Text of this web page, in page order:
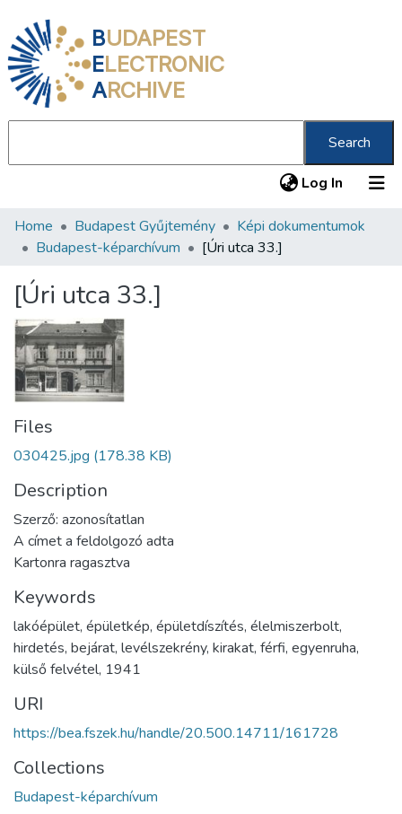
BUDAPEST
ELECTRONIC
ARCHIVE
Search
Log In (current)
Communities & Collections
Statistics
About us
Home Budapest Gyűjtemény
Képi dokumentumok
Budapest-képarchívum
[Úri utca 33.]
[Úri utca 33.]
Files
030425.jpg (178.38 KB)
Description
Szerző: azonosítatlan
A címet a feldolgozó adta
Kartonra ragasztva
Keywords
lakóépület, épületkép, épületdíszítés, élelmiszerbolt,
hirdetés, bejárat, levélszekrény, kirakat, férfi, egyenruha,
külső felvétel, 1941
URI
https://bea.fszek.hu/handle/20.500.14711/161728
Collections
Budapest-képarchívum